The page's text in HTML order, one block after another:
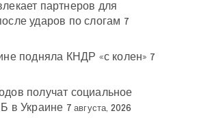
партнеров для
ударов по слогам 7
подняла КНДР «с колен» 7
получат социальное
в Украине 7 августа, 2026